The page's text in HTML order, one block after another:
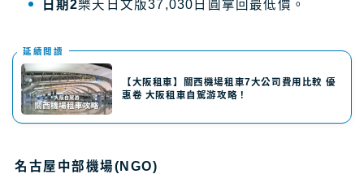
日期2樂天日文版37,030日圓拿回最低價。
延續閲讀
【大阪租車】關西機場租車7大公司費用比較 優
惠卷 大阪租車自駕游攻略！
名古屋中部機場(NGO)